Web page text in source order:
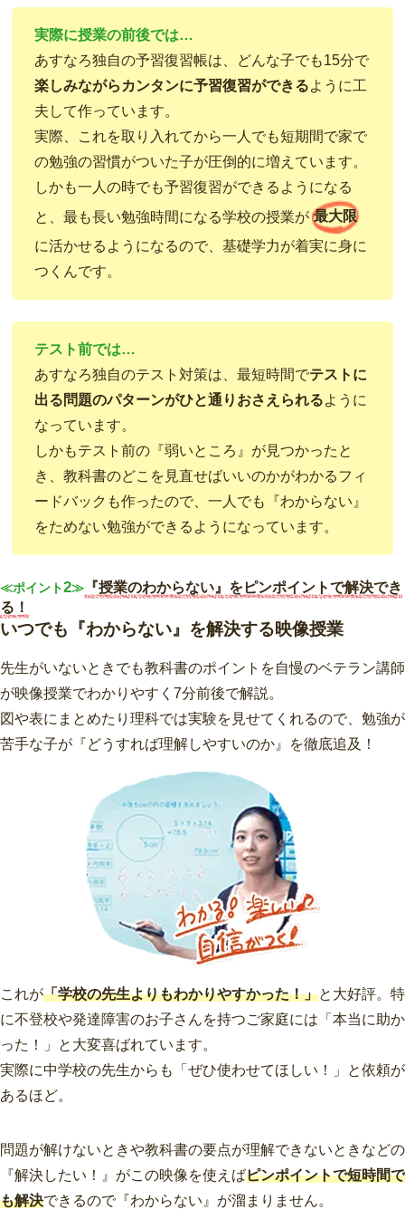
実際に授業の前後では…
あすなろ独自の予習復習帳は、どんな子でも15分で
楽しみながらカンタンに予習復習ができるように工
夫して作っています。
実際、これを取り入れてから一人でも短期間で家で
の勉強の習慣がついた子が圧倒的に増えています。
しかも一人の時でも予習復習ができるようになる
と、最も長い勉強時間になる学校の授業が 最大限
に活かせるようになるので、基礎学力が着実に身に
つくんです。
テスト前では…
あすなろ独自のテスト対策は、最短時間でテストに
出る問題のパターンがひと通りおさえられるように
なっています。
しかもテスト前の『弱いところ』が見つかったと
き、教科書のどこを見直せばいいのかがわかるフィ
ードバックも作ったので、一人でも『わからない』
をためない勉強ができるようになっています。
≪ポイント2≫ 『授業のわからない』をピンポイントで解決でき
る！
いつでも『わからない』を解決する映像授業
先生がいないときでも教科書のポイントを自慢のベテラン講師
が映像授業でわかりやすく7分前後で解説。
図や表にまとめたり理科では実験を見せてくれるので、勉強が
苦手な子が『どうすれば理解しやすいのか』を徹底追及！
これが「学校の先生よりもわかりやすかった！」と大好評。特
に不登校や発達障害のお子さんを持つご家庭には「本当に助か
った！」と大変喜ばれています。
実際に中学校の先生からも「ぜひ使わせてほしい！」と依頼が
あるほど。
問題が解けないときや教科書の要点が理解できないときなどの
『解決したい！』がこの映像を使えばピンポイントで短時間で
も解決できるので『わからない』が溜まりません。